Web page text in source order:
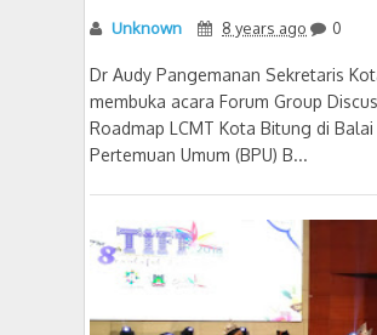
Unknown 8 years ago 0
Dr Audy Pangemanan Sekretaris
membuka acara Forum Group
Roadmap LCMT Kota Bitung di Balai
Pertemuan Umum (BPU) B...